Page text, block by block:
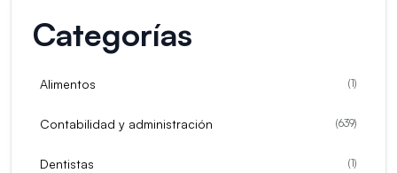
Categorías
Alimentos (1)
Contabilidad y administración (639)
Dentistas (1)